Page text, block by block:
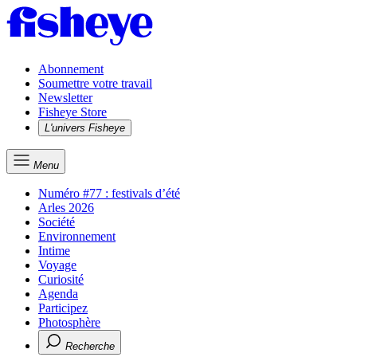
Abonnement
Soumettre votre travail
Newsletter
Fisheye Store
L'univers Fisheye
Menu
Numéro #77 : festivals d’été
Arles 2026
Société
Environnement
Intime
Voyage
Curiosité
Agenda
Participez
Photosphère
Recherche